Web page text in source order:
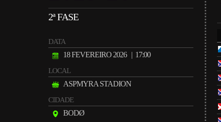
2ª FASE
DATA
18 FEVEREIRO 2026 | 17:00
LOCAL
ASPMYRA STADION
CIDADE
BODØ